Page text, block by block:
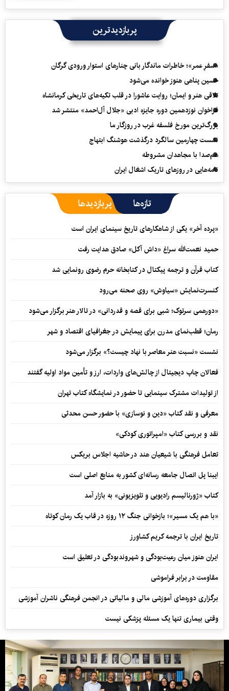
پربازدیدترین
«سفرِ عمر»؛ خاطرات ماندگار بانی چنارهای استوار ورودی گرگان
حسین پناهی هنوز خوانده می‌شود
تلاقی هنر و ایمان؛ روایت عاشورا در قلب تکیه‌های تاریخی کرمانشاه
فراخوان نوزدهمین دوره جایزه ادبی «جلال آل‌احمد» منتشر شد
بزرگ‌ترین مورخ فلسفه غرب در روزگار ما
نشست چهارمین سالگرد درگذشت هوشنگ ابتهاج
هم‌صدا با مجاهدان مشروطه
نامه‌هایی در روزهای تاریک اشغال ایران
تازه‌ها پربازدیدها
«پرده آخر» یکی از شاهکارهای تاریخ سینمای ایران است
حمید نعمت‌‏الله سراغ «داش آکل» صادق هدایت رفت
کتاب قرآن و ترجمه پیکتال در کتابخانه حرم رضوی رونمایی شد
کنسرت‌نمایش «سیاوش» روی صحنه می‌رود
«دورهمی سرتوک؛ شبی برای قصه و قدردانی» در تالار هنر برگزار می‌شود
رمان؛ قطب‌نمای مدرن برای پیمایش در جغرافیای اقتصاد و شهر
نشست «نسبت هنر معاصر با نهاد چیست؟» برگزار می‌شود
فعالان چاپ دیجیتال از چالش‌های واردات، ارز و تأمین مواد اولیه گفتند
از تولیدات مشترک سینمایی تا حضور در نمایشگاه کتاب تهران
معرفی و نقد کتاب «دین و نوسازی» با حضور حسن محدثی
نقد و بررسی کتاب «امپراتوری کودکی»
تعامل فرهنگی با شیعیان هند در حاشیه اجلاس بریکس
ایبنا پل اتصال جامعه رسانه‌ای کشور به منابع اصلی است
کتاب «ژورنالیسم رادیویی و تلویزیونی» به بازار آمد
«با هم یک مسیر»؛ بازخوانی جنگ ۱۲ روزه در قاب یک رمان کوتاه
تاریخ ایران با ترجمه کریم کشاورز
ایران هنوز میان رعیت‌بودگی و شهروندبودگی در تعلیق است
مقاومت در برابر فراموشی
برگزاری دوره‌های آموزشی مالی و مالیاتی در انجمن فرهنگی ناشران آموزشی
وقتی بیماری تنها یک مسئله پزشکی نیست